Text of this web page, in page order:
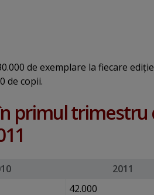
de exemplare la fiecare
de copii.
primul trimestru
2011
42.000